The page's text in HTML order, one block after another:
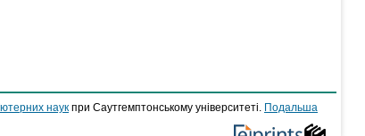
наук при Саутгемптонському університеті.
Подальша